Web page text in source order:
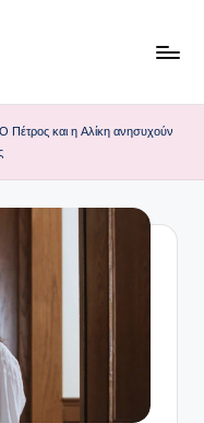
και η Αλίκη ανησυχούν